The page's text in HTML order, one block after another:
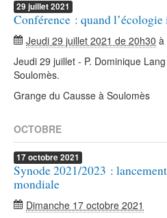
29 juillet2021
Conférence : quand
Jeudi 29 juillet 2021 de 20h30 à
Jeudi 29 juillet - P. Dominique
Soulomès.
Grange du Causse à Soulomès
OCTOBRE
17octobre2021
Synode 2021/2023 :
mondiale
Dimanche 17 octobre 2021